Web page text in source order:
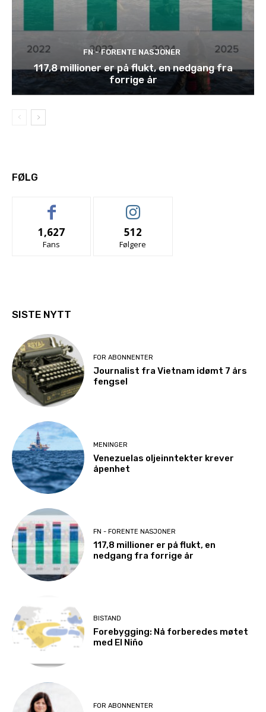
FN - FORENTE NASJONER
117,8 millioner er på flukt, en nedgang fra
forrige år
FØLG
1,627
Fans
512
Følgere
SISTE NYTT
FOR ABONNENTER
Journalist fra Vietnam idømt 7 års
fengsel
MENINGER
Venezuelas oljeinntekter krever
åpenhet
FN - FORENTE NASJONER
117,8 millioner er på flukt, en
nedgang fra forrige år
BISTAND
Forebygging: Nå forberedes møtet
med El Niño
FOR ABONNENTER